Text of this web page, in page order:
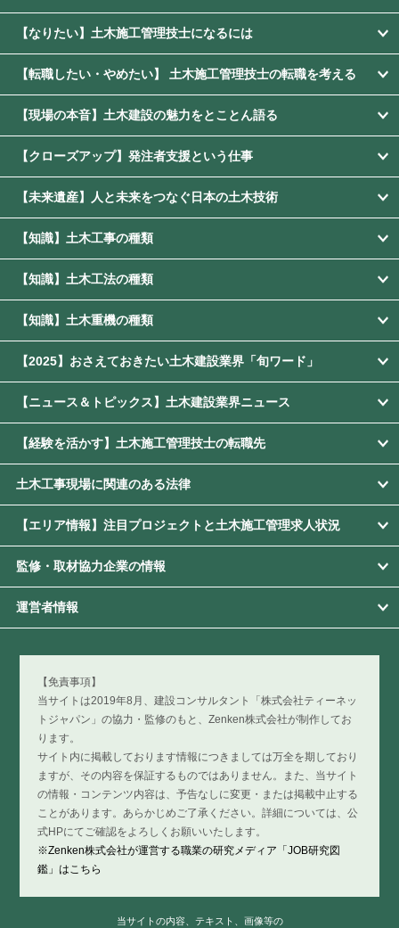
【なりたい】土木施工管理技士になるには
【転職したい・やめたい】 土木施工管理技士の転職を考える
【現場の本音】土木建設の魅力をとことん語る
【クローズアップ】発注者支援という仕事
【未来遺産】人と未来をつなぐ日本の土木技術
【知識】土木工事の種類
【知識】土木工法の種類
【知識】土木重機の種類
【2025】おさえておきたい土木建設業界「旬ワード」
【ニュース＆トピックス】土木建設業界ニュース
【経験を活かす】土木施工管理技士の転職先
土木工事現場に関連のある法律
【エリア情報】注目プロジェクトと土木施工管理求人状況
監修・取材協力企業の情報
運営者情報
【免責事項】
当サイトは2019年8月、建設コンサルタント「株式会社ティーネッ
トジャパン」の協力・監修のもと、Zenken株式会社が制作してお
ります。
サイト内に掲載しております情報につきましては万全を期しており
ますが、その内容を保証するものではありません。また、当サイト
の情報・コンテンツ内容は、予告なしに変更・または掲載中止する
ことがあります。あらかじめご了承ください。詳細については、公
式HPにてご確認をよろしくお願いいたします。
※Zenken株式会社が運営する職業の研究メディア「JOB研究図
鑑」はこちら
当サイトの内容、テキスト、画像等の